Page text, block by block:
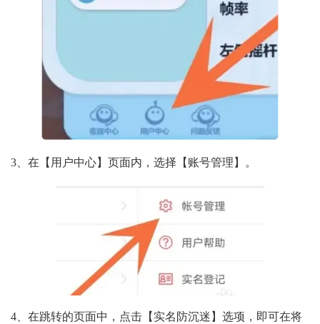
3、在【用户中心】页面内，选择【账号管理】。
4、在跳转的页面中，点击【实名防沉迷】选项，即可在将